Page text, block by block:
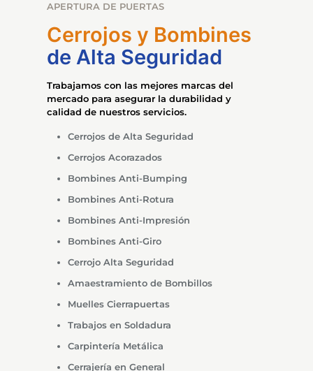
APERTURA DE PUERTAS
Cerrojos y Bombines
de Alta Seguridad
Trabajamos con las mejores marcas del
mercado para asegurar la durabilidad y
calidad de nuestros servicios.
Cerrojos de Alta Seguridad
Cerrojos Acorazados
Bombines Anti-Bumping
Bombines Anti-Rotura
Bombines Anti-Impresión
Bombines Anti-Giro
Cerrojo Alta Seguridad
Amaestramiento de Bombillos
Muelles Cierrapuertas
Trabajos en Soldadura
Carpintería Metálica
Cerrajería en General